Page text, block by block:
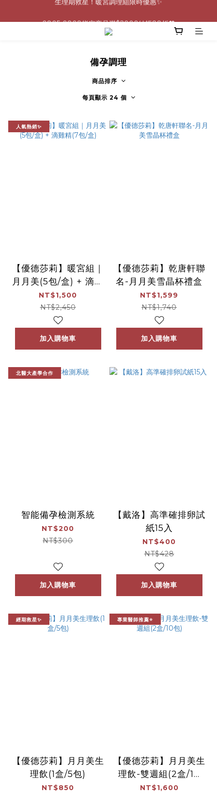
0805-0808指定商品滿$2000結帳88折💖
備孕調理
商品排序
每頁顯示 24 個
人氣熱銷✨
【優德莎莉】暖宮組｜
月月美(5包/盒) + 滴雞
精(7包/盒)
NT$1,500
NT$2,450
加入購物車
【優德莎莉】乾唐軒聯
名-月月美雪晶杯禮盒
NT$1,599
NT$1,740
加入購物車
北醫大產學合作
智能備孕檢測系統
NT$200
NT$300
加入購物車
【戴洛】高準確排卵試
紙15入
NT$400
NT$428
加入購物車
經期救星✨
【優德莎莉】月月美生
理飲(1盒/5包)
NT$850
專業醫師推薦⭐
【優德莎莉】月月美生
理飲-雙週組(2盒/10
包)
NT$1,600